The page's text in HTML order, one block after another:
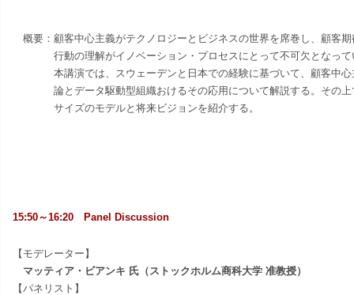
概要： 顧客中心主義がテクノロジーとビジネスの世界を席巻し、顧客
行動の理解がイノベーション・プロセスにとって不可欠となって
本講演では、スウェーデンと日本での経験に基づいて、顧客中
論とデータ駆動型組織おけるその応用について解説する。その
サイズのモデルと将来ビジョンを紹介する。
15:50～16:20 Panel Discussion
【モデレーター】
マッティア・ビアンキ 氏（ストックホルム商科大学 准教授）
【パネリスト】